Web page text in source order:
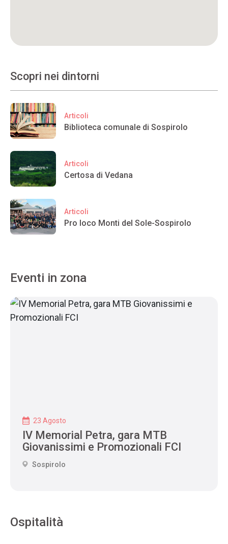
Scopri nei dintorni
Articoli
Biblioteca comunale di Sospirolo
Articoli
Certosa di Vedana
Articoli
Pro loco Monti del Sole-Sospirolo
Eventi in zona
23 Agosto
IV Memorial Petra, gara MTB
Giovanissimi e Promozionali FCI
Sospirolo
Ospitalità